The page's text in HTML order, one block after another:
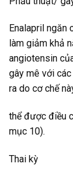
Enalapril ngăn
làm giảm khả
angiotensin
gây mê với
ra do cơ chế
thể được điều
mục 10).
Thai kỳ